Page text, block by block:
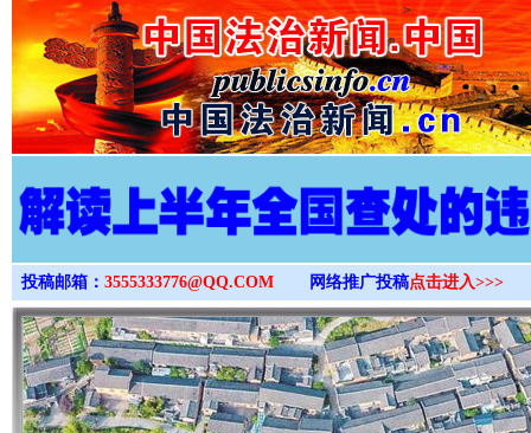
>
投稿邮箱： 3555333776@QQ.COM 网络推广投稿点击进入>>>